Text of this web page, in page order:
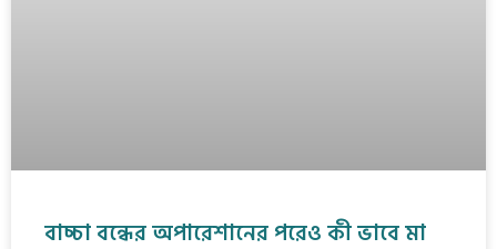
বাচ্চা বন্ধের অপারেশানের পরেও কী ভাবে মা